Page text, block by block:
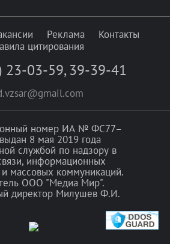
Реклама
Контакты
цитирования
23-03-59, 39-39-41
номер ИА № ФС77–
8 мая 2019 года
службой по надзору в
информационных
и массовых коммуникаций.
ООО "Медиа Мир".
директор Милушев Ф.И.